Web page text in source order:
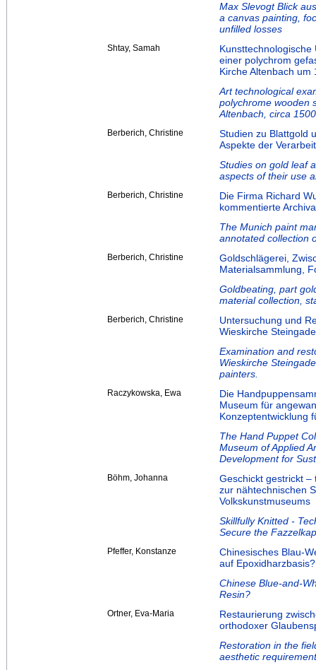
Max Slevogt Blick
a canvas painting,
unfilled losses
Shtay, Samah
einer polychrom
Kirche Altenbach um
Art technological
polychrome wooden
Altenbach, circa
Berberich, Christine
Studien zu Blattgold
Aspekte der
Studies on gold leaf
aspects of their use
Berberich, Christine
Die Firma Richard
kommentierte
The Munich paint
annotated collection
Berberich, Christine
Goldschlägerei,
Materialsammlung,
Goldbeating, part
material collection,
Berberich, Christine
Untersuchung und
Wieskirche
Examination and
Wieskirche
painters.
Raczykowska, Ewa
Die
Museum für
Konzeptentwicklung
The Hand Puppet
Museum of Applied
Development for
Böhm, Johanna
Geschickt gestrickt –
zur nähtechnischen
Volkskunstmuseums
Skillfully Knitted -
Secure the
Pfeffer, Konstanze
Chinesisches Blau-
auf Epoxidharzbasis?
Chinese Blue-and-
Resin?
Ortner, Eva-Maria
Restaurierung
orthodoxer
Restoration in the
aesthetic